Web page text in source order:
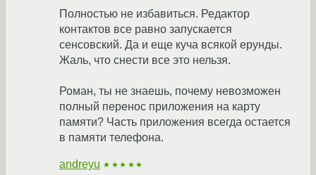
Полностью не избавиться. Редактор
контактов все равно запускается
сенсовский. Да и еще куча всякой ерунды.
Жаль, что снести все это нельзя.
Роман, ты не знаешь, почему невозможен
полный перенос приложения на карту
памяти? Часть приложения всегда остается
в памяти телефона.
andreyu ★★★★★